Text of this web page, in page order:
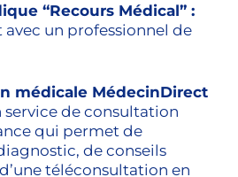
“Recours Médical” :
un professionnel de
médicale MédecinDirect
service de consultation
qui permet de
de conseils
téléconsultation en